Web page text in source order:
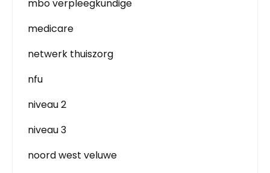
mbo verpleegkundige
medicare
netwerk thuiszorg
nfu
niveau 2
niveau 3
noord west veluwe